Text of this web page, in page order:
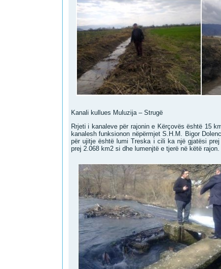
Kanali kullues Muluzija – Strugë
Rrjeti i kanaleve për rajonin e Kërçovës është 15
kanalesh funksionon nëpërmjet S.H.M. Bigor
për ujitje është lumi Treska i cili ka një gjatësi
prej 2.068 km2 si dhe lumenjtë e tjerë në këtë rajon.